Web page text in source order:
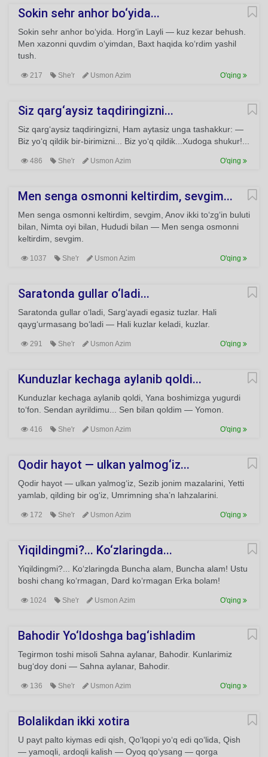
Sokin sehr anhor bo‘yida...
Sokin sehr anhor bo‘yida. Horg‘in Layli — kuz kezar behush.
Men xazonni quvdim o‘yimdan, Baxt haqida ko‘rdim yashil
tush.
217 She'r Usmon Azim O'qing
Siz qarg‘aysiz taqdiringizni...
Siz qarg‘aysiz taqdiringizni, Ham aytasiz unga tashakkur: —
Biz yo‘q qildik bir-birimizni... Biz yo‘q qildik...Xudoga shukur!...
486 She'r Usmon Azim O'qing
Men senga osmonni keltirdim, sevgim...
Men senga osmonni keltirdim, sevgim, Anov ikki to‘zg‘in buluti
bilan, Nimta oyi bilan, Hududi bilan — Men senga osmonni
keltirdim, sevgim.
1037 She'r Usmon Azim O'qing
Saratonda gullar o‘ladi...
Saratonda gullar o‘ladi, Sarg‘ayadi egasiz tuzlar. Hali
qayg‘urmasang bo‘ladi — Hali kuzlar keladi, kuzlar.
291 She'r Usmon Azim O'qing
Kunduzlar kechaga aylanib qoldi...
Kunduzlar kechaga aylanib qoldi, Yana boshimizga yugurdi
to‘fon. Sendan ayrildimu... Sen bilan qoldim — Yomon.
416 She'r Usmon Azim O'qing
Qodir hayot — ulkan yalmog‘iz...
Qodir hayot — ulkan yalmog‘iz, Sezib jonim mazalarini, Yetti
yamlab, qilding bir og‘iz, Umrimning sha’n lahzalarini.
172 She'r Usmon Azim O'qing
Yiqildingmi?... Ko‘zlaringda...
Yiqildingmi?... Ko‘zlaringda Buncha alam, Buncha alam! Ustu
boshi chang ko‘rmagan, Dard ko‘rmagan Erka bolam!
1024 She'r Usmon Azim O'qing
Bahodir Yo‘ldoshga bag‘ishladim
Tegirmon toshi misoli Sahna aylanar, Bahodir. Kunlarimiz
bug‘doy doni — Sahna aylanar, Bahodir.
136 She'r Usmon Azim O'qing
Bolalikdan ikki xotira
U payt palto kiymas edi qish, Qo‘lqopi yo‘q edi qo‘lida, Qish
— yamoqli, ardoqli kalish — Oyoq qo‘ysang — qorga